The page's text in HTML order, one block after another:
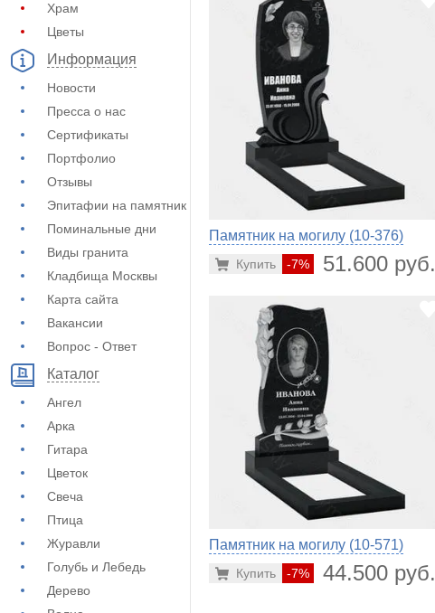
Храм
Цветы
Информация
Новости
Пресса о нас
Сертификаты
Портфолио
Отзывы
Эпитафии на памятник
Поминальные дни
Виды гранита
Кладбища Москвы
Карта сайта
Вакансии
Вопрос - Ответ
Каталог
Ангел
Арка
Гитара
Цветок
Свеча
Птица
Журавли
Голубь и Лебедь
Дерево
Памятник на могилу (10-376)
-7% 51.600 руб.
Купить
Памятник на могилу (10-571)
-7% 44.500 руб.
Купить